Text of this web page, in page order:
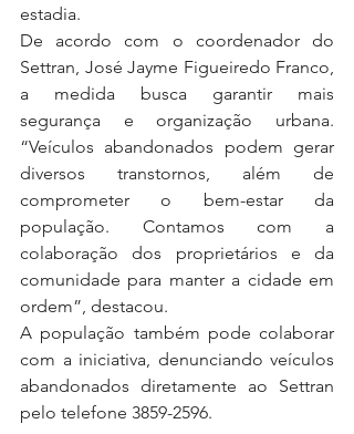
estadia.
De acordo com o coordenador do
Settran, José Jayme Figueiredo Franco,
a medida busca garantir mais
segurança e organização urbana.
“Veículos abandonados podem gerar
diversos transtornos, além de
comprometer o bem-estar da
população. Contamos com a
colaboração dos proprietários e da
comunidade para manter a cidade em
ordem”, destacou.
A população também pode colaborar
com a iniciativa, denunciando veículos
abandonados diretamente ao Settran
pelo telefone 3859-2596.